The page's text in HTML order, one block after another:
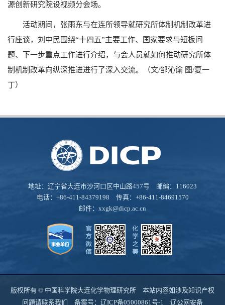
源创新研究院设视频分会场。
活动期间，张雨东与在连所领导就研究所体制机制改革进
行座谈，刘中民围绕“十四五”主要工作、国家要求与短板问
题、下一步重点工作进行介绍，与会人员就如何推动研究所体
制机制改革向纵深推进进行了深入交流。（文/邹沁谕 图/夏一
丁）
地址：辽宁省大连市沙河口区中山路457号 邮编：116023
电话：+86-411-84379198 传真：+86-411-84691570
邮件： xxgk@dicp.ac.cn
版权所有 © 中国科学院大连化学物理研究所 本站内容如涉及知识产权
问题请联系我们 备案号： 辽ICP备05000861号-1 辽公网安备